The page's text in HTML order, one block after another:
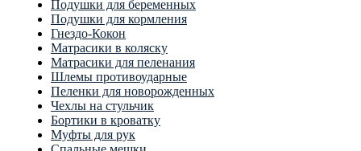
Подушки для беременных
Подушки для кормления
Гнездо-Кокон
Матрасики в коляску
Матрасики для пеленания
Шлемы противоударные
Пеленки для новорожденных
Чехлы на стульчик
Бортики в кроватку
Муфты для рук